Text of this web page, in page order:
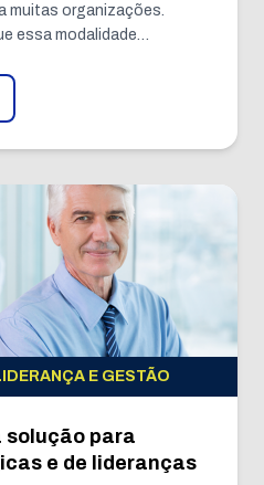
muitas organizações.
essa modalidade…
E GESTÃO
solução para
e de lideranças